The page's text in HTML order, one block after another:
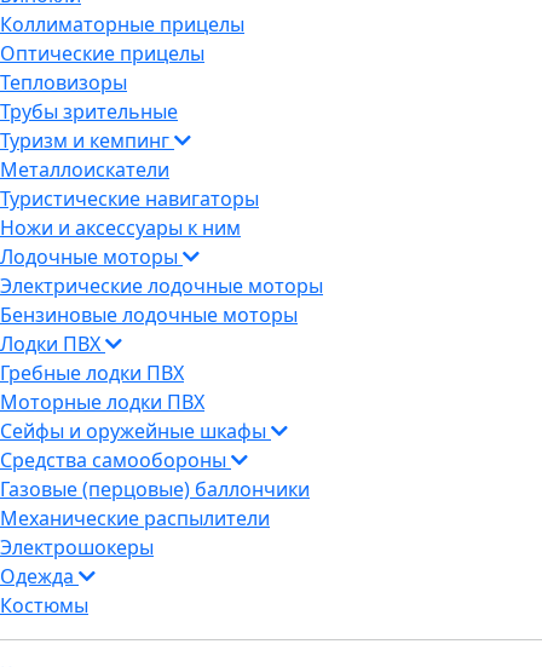
Коллиматорные прицелы
Оптические прицелы
Тепловизоры
Трубы зрительные
Туризм и кемпинг
Металлоискатели
Туристические навигаторы
Ножи и аксессуары к ним
Лодочные моторы
Электрические лодочные моторы
Бензиновые лодочные моторы
Лодки ПВХ
Гребные лодки ПВХ
Моторные лодки ПВХ
Сейфы и оружейные шкафы
Средства самообороны
Газовые (перцовые) баллончики
Механические распылители
Электрошокеры
Одежда
Костюмы